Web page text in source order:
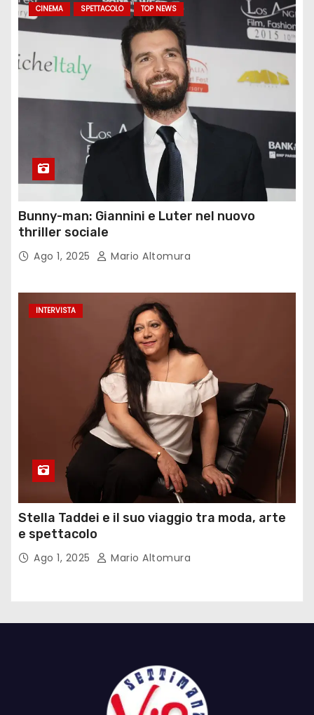
CINEMA SPETTACOLO TOP NEWS
Bunny-man: Giannini e Luter nel nuovo
thriller sociale
Ago 1, 2025 Mario Altomura
INTERVISTA
Stella Taddei e il suo viaggio tra moda, arte
e spettacolo
Ago 1, 2025 Mario Altomura